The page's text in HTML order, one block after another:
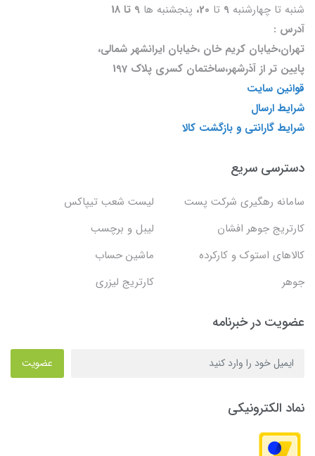
شنبه تا چهارشنبه 9 تا 20، پنجشنبه ها
آدرس :
تهران،خیابان کریم خان ،خیابان ایرانشهر شمالی،
پایین تر از آذرشهر،ساختمان کسری پلاک 197
قوانین سایت
شرایط ارسال
شرایط گارانتی و بازگشت کالا
دسترسی سریع
سامانه رهگیری شرکت پست
لیست شعب تیپاکس
کارتریج جوهر افشان
لیبل و برچسب
کالاهای استوک و کارکرده
ماشین حساب
جوهر
کارتریج لیزری
عضویت در خبرنامه
عضویت
نماد الکترونیکی